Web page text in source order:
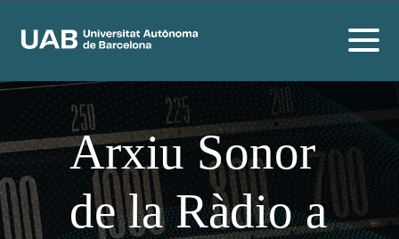
Arxiu Sonor
de la Ràdio a